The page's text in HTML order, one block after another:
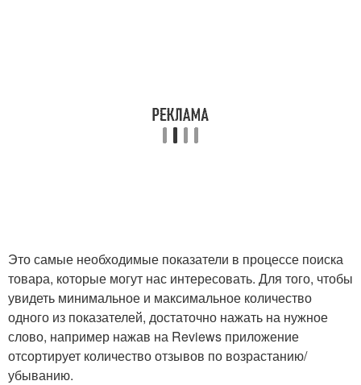
Это самые необходимые показатели в процессе поиска
товара, которые могут нас интересовать. Для того, чтобы
увидеть минимальное и максимальное количество
одного из показателей, достаточно нажать на нужное
слово, например нажав на Reviews приложение
отсортирует количество отзывов по возрастанию/
убыванию.